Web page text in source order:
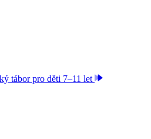
tábor pro děti 7–11 let